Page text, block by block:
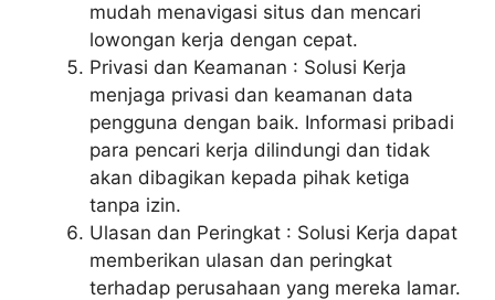
mudah menavigasi situs dan mencari
lowongan kerja dengan cepat.
Privasi dan Keamanan : Solusi Kerja
menjaga privasi dan keamanan data
pengguna dengan baik. Informasi pribadi
para pencari kerja dilindungi dan tidak
akan dibagikan kepada pihak ketiga
tanpa izin.
Ulasan dan Peringkat : Solusi Kerja dapat
memberikan ulasan dan peringkat
terhadap perusahaan yang mereka lamar.